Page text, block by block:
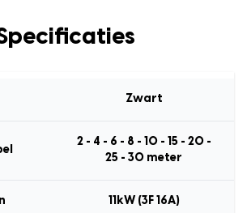
Zwart
2 - 4 - 6 - 8 - 10 - 15 - 20 -
25 - 30 meter
11kW (3F 16A)